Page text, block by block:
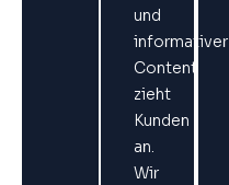
und
informativer
Content
zieht
Kunden
an.
Wir